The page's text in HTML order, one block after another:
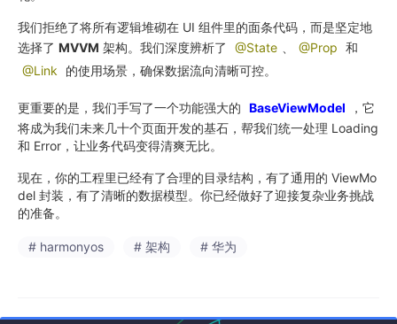
我们拒绝了将所有逻辑堆砌在 UI 组件里的面条代码，而是坚定地
选择了 MVVM 架构。我们深度辨析了 @State @Prop 和
@Link
的使用场景，确保数据流向清晰可控。
更重要的是，我们手写了一个功能强大的 BaseViewModel
，它
将成为我们未来几十个页面开发的基石，帮我们统一处理 Loading
和 Error，让业务代码变得清爽无比。
现在，你的工程里已经有了合理的目录结构，有了通用的 ViewMo
del 封装，有了清晰的数据模型。你已经做好了迎接复杂业务挑战
的准备。
# harmonyos # 架构 # 华为